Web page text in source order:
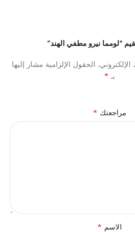
“لومما نيرو مطفي الهند”
الحقول الإلزامية مشار إليها
بـ *
مراجعتك *
الاسم *